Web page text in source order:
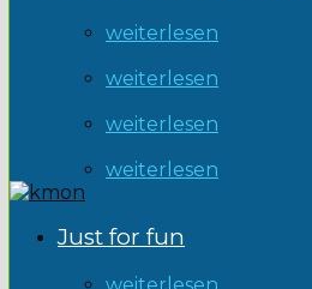
weiterlesen
weiterlesen
weiterlesen
weiterlesen
Just for fun